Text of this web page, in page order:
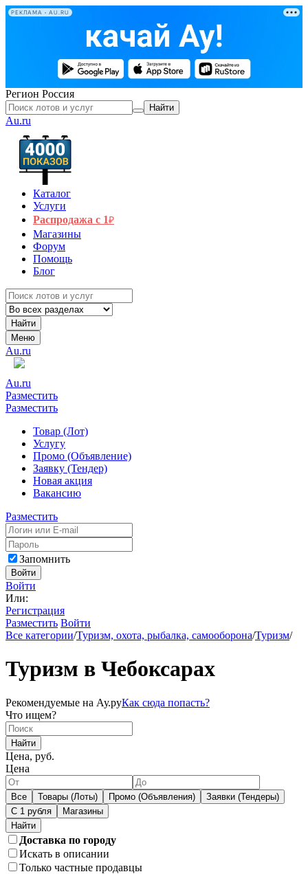
РЕКЛАМА • AU.RU
Регион Россия
Найти
Au.ru
Каталог
Услуги
Распродажа с 1₽
Магазины
Форум
Помощь
Блог
Найти
Меню
Au.ru
Au.ru
Разместить
Разместить
Товар (Лот)
Услугу
Промо (Объявление)
Заявку (Тендер)
Новая акция
Вакансию
Разместить
Запомнить
Войти
Войти
Или:
Регистрация
Разместить Войти
Все категории/Туризм, охота, рыбалка, самооборона/Туризм/
Туризм в Чебоксарах
Рекомендуемые на Ау.руКак сюда попасть?
Что ищем?
Найти
Цена, руб.
Цена
Все Товары (Лоты) Промо (Объявления)
Заявки (Тендеры)
С 1 рубля
Магазины
Доставка по городу
Искать в описании
Только частные продавцы